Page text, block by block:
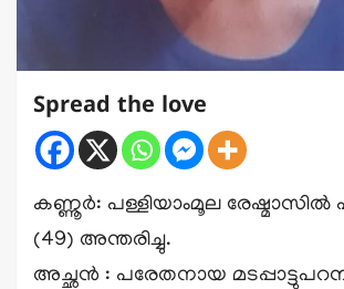
Spread the love
കണ്ണൂർ: പള്ളിയാംമൂല രേഷ്മാസിൽ
(49) അന്തരിച്ചു.
അച്ഛൻ : പരേതനായ